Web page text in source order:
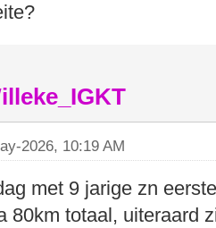
2026, 10:19 AM
met 9 jarige zn
80km totaal, uiteraard